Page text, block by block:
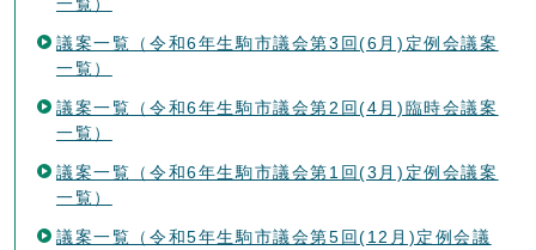
議案一覧（令和6年生駒市議会第3回(6月)定例会議案
一覧）
議案一覧（令和6年生駒市議会第2回(4月)臨時会議案
一覧）
議案一覧（令和6年生駒市議会第1回(3月)定例会議案
一覧）
議案一覧（令和5年生駒市議会第5回(12月)定例会議